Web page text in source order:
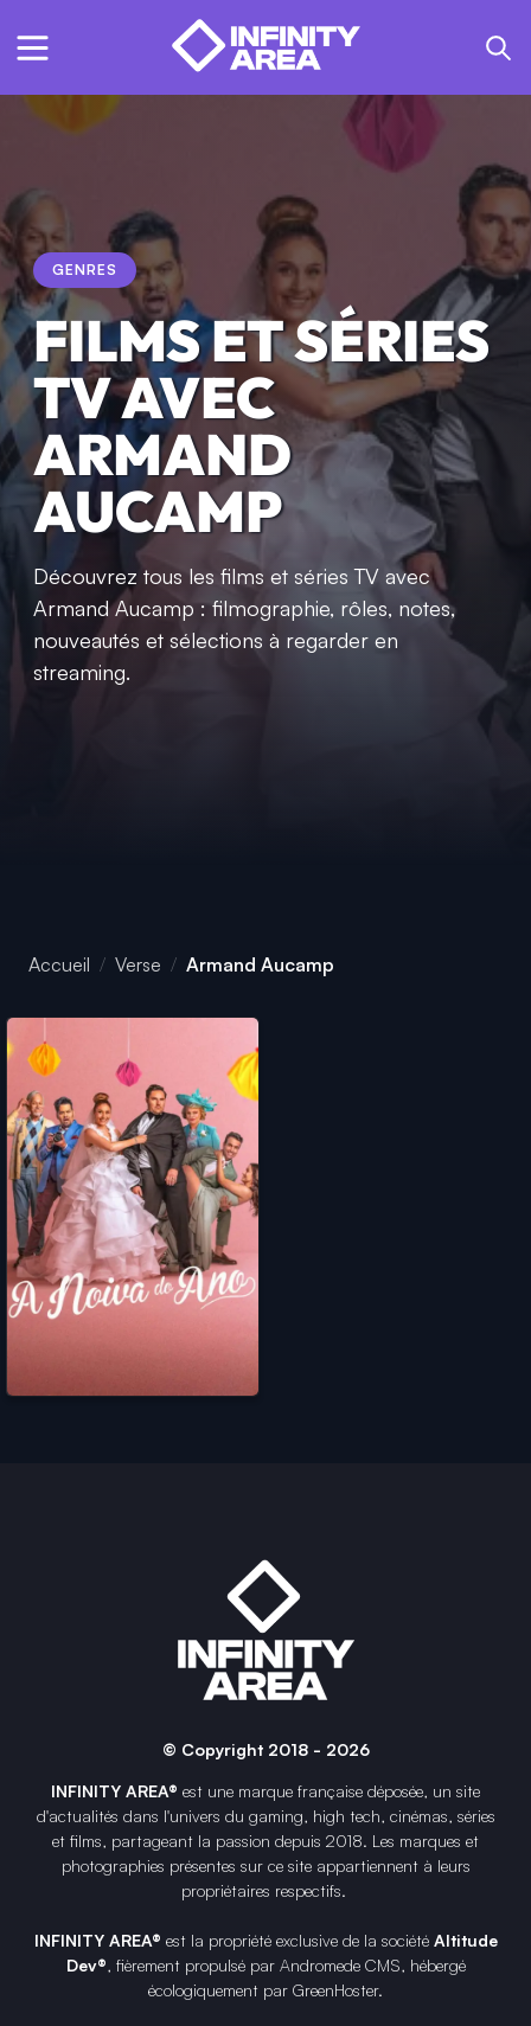
GENRES
FILMS ET SÉRIES
TV AVEC
ARMAND
AUCAMP
Découvrez tous les films et séries TV avec
Armand Aucamp : filmographie, rôles, notes,
nouveautés et sélections à regarder en
streaming.
Accueil Verse Armand Aucamp
© Copyright 2018 - 2026
INFINITY AREA® est une marque française déposée, un site
d'actualités dans l'univers du gaming, high tech, cinémas, séries
et films, partageant la passion depuis 2018. Les marques et
photographies présentes sur ce site appartiennent à leurs
propriétaires respectifs.
INFINITY AREA® est la propriété exclusive de la société Altitude
Dev®, fièrement propulsé par Andromede CMS, hébergé
écologiquement par GreenHoster.